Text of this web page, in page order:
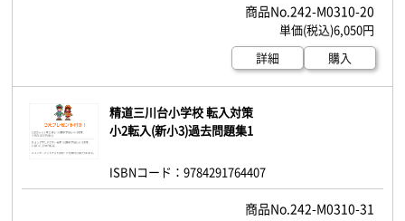
242-M0310-20
6,050円
詳細
購入
精道三川台小学校 転入対策
小2転入(新小3)過去問題集1
ISBNコード：9784291764407
242-M0310-31